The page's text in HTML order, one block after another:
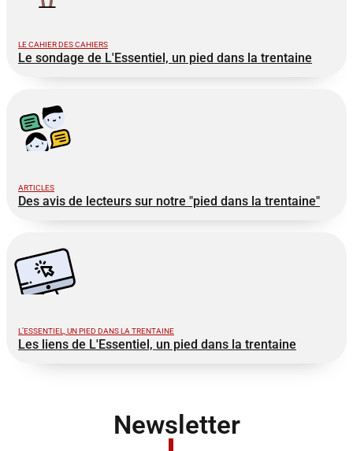
LE CAHIER DES CAHIERS
Le sondage de L'Essentiel, un pied dans la trentaine
ARTICLES
Des avis de lecteurs sur notre "pied dans la trentaine"
L’ESSENTIEL, UN PIED DANS LA TRENTAINE
Les liens de L'Essentiel, un pied dans la trentaine
Newsletter